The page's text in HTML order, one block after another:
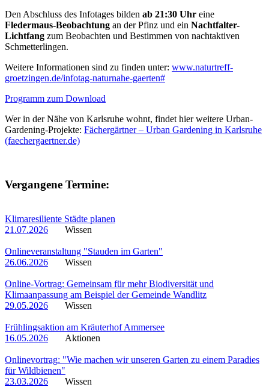
Den Abschluss des Infotages bilden ab 21:30 Uhr eine
Fledermaus-Beobachtung an der Pfinz und ein Nachtfalter-
Lichtfang zum Beobachten und Bestimmen von nachtaktiven
Schmetterlingen.
Weitere Informationen sind zu finden unter: www.naturtreff-
groetzingen.de/infotag-naturnahe-gaerten#
Programm zum Download
Wer in der Nähe von Karlsruhe wohnt, findet hier weitere Urban-
Gardening-Projekte: Fächergärtner – Urban Gardening in Karlsruhe
(faechergaertner.de)
Vergangene Termine:
Klimaresiliente Städte planen
21.07.2026
Wissen
Onlineveranstaltung "Stauden im Garten"
26.06.2026
Wissen
Online-Vortrag: Gemeinsam für mehr Biodiversität und
Klimaanpassung am Beispiel der Gemeinde Wandlitz
29.05.2026
Wissen
Frühlingsaktion am Kräuterhof Ammersee
16.05.2026
Aktionen
Onlinevortrag: "Wie machen wir unseren Garten zu einem Paradies
für Wildbienen"
23.03.2026
Wissen